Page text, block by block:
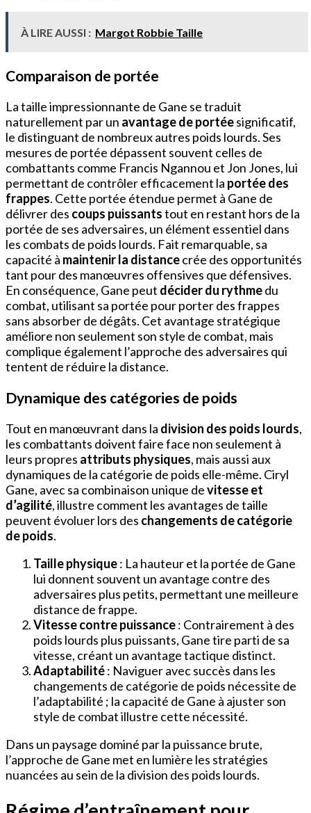
À LIRE AUSSI : Margot Robbie Taille
Comparaison de portée
La taille impressionnante de Gane se traduit
naturellement par un avantage de portéesignificatif,
le distinguant de nombreux autres poids lourds. Ses
mesures de portée dépassent souvent celles de
combattants comme Francis Ngannou et Jon Jones, lui
permettant de contrôler efficacement la portée des
frappes. Cette portée étendue permet à Gane de
délivrer des coups puissantstout en restant hors de la
portée de ses adversaires, un élément essentiel dans
les combats de poids lourds. Fait remarquable, sa
capacité à maintenir la distancecrée des opportunités
tant pour des manœuvres offensives que défensives.
En conséquence, Gane peut décider du rythmedu
combat, utilisant sa portée pour porter des frappes
sans absorber de dégâts. Cet avantage stratégique
améliore non seulement son style de combat, mais
complique également l’approche des adversaires qui
tentent de réduire la distance.
Dynamique des catégories de poids
Tout en manœuvrant dans la division des poids lourds,
les combattants doivent faire face non seulement à
leurs propres attributs physiques, mais aussi aux
dynamiques de la catégorie de poids elle-même. Ciryl
Gane, avec sa combinaison unique devitesse et
d’agilité, illustre comment les avantages de taille
peuvent évoluer lors des changements de catégorie
de poids.
Taille physique: La hauteur et la portée de Gane
lui donnent souvent un avantage contre des
adversaires plus petits, permettant une meilleure
distance de frappe.
Vitesse contre puissance: Contrairement à des
poids lourds plus puissants, Gane tire parti de sa
vitesse, créant un avantage tactique distinct.
Adaptabilité: Naviguer avec succès dans les
changements de catégorie de poids nécessite de
l’adaptabilité ; la capacité de Gane à ajuster son
style de combat illustre cette nécessité.
Dans un paysage dominé par la puissance brute,
l’approche de Gane met en lumière les stratégies
nuancées au sein de la division des poids lourds.